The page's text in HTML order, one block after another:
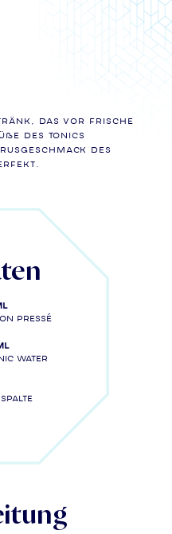
das vor Frische
des Tonics
des
Pressé
water